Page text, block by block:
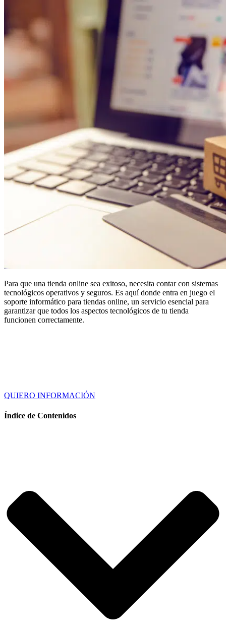
Para que una tienda online sea exitoso, necesita contar con sistemas
tecnológicos operativos y seguros. Es aquí donde entra en juego el
soporte informático para tiendas online, un servicio esencial para
garantizar que todos los aspectos tecnológicos de tu tienda
funcionen correctamente.
QUIERO INFORMACIÓN
Índice de Contenidos